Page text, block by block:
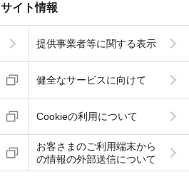
サイト情報
提供事業者等に関する表示
健全なサービスに向けて
Cookieの利用について
お客さまのご利用端末から
の情報の外部送信について